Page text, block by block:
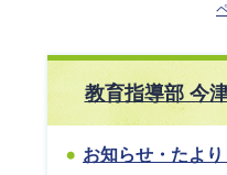
教育指導部 今
お知らせ・たよ